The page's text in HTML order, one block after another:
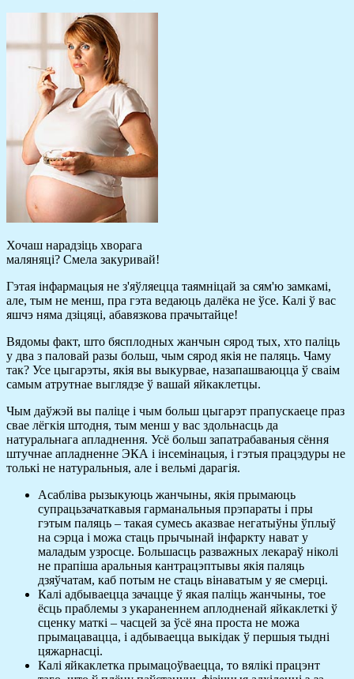
Хочаш нарадзіць хворага
маляняці? Смела закуривай!
Гэтая інфармацыя не з'яўляецца таямніцай за сям'ю замкамі,
але, тым не менш, пра гэта ведаюць далёка не ўсе. Калі ў вас
яшчэ няма дзіцяці, абавязкова прачытайце!
Вядомы факт, што бясплодных жанчын сярод тых, хто паліць
у два з паловай разы больш, чым сярод якія не паляць. Чаму
так? Усе цыгарэты, якія вы выкурвае, назапашваюцца ў сваім
самым атрутнае выглядзе ў вашай яйкаклетцы.
Чым даўжэй вы паліце і чым больш цыгарэт прапускаеце праз
свае лёгкія штодня, тым менш у вас здольнасць да
натуральнага апладнення. Усё больш запатрабаваныя сёння
штучнае апладненне ЭКА і інсемінацыя, і гэтыя працэдуры не
толькі не натуральныя, але і вельмі дарагія.
Асабліва рызыкуюць жанчыны, якія прымаюць
супрацьзачаткавыя гарманальныя прэпараты і пры
гэтым паляць – такая сумесь аказвае негатыўны ўплыў
на сэрца і можа стаць прычынай інфаркту нават у
маладым узросце. Большасць разважных лекараў ніколі
не прапіша аральныя кантрацэптывы якія паляць
дзяўчатам, каб потым не стаць вінаватым у яе смерці.
Калі адбываецца зачацце ў якая паліць жанчыны, тое
ёсць праблемы з укараненнем аплодненай яйкаклеткі ў
сценку маткі – часцей за ўсё яна проста не можа
прымацавацца, і адбываецца выкідак ў першыя тыдні
цяжарнасці.
Калі яйкаклетка прымацоўваецца, то вялікі працэнт